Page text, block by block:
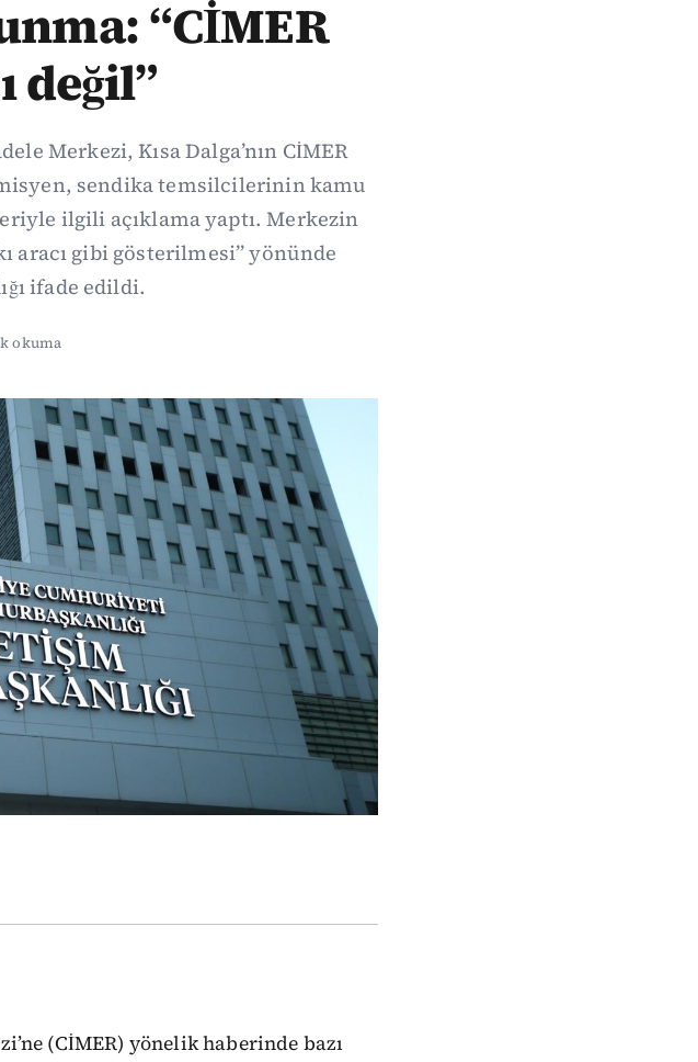
“CİMER
değil”
Merkezi, Kısa Dalga’nın CİMER
sendika temsilcilerinin kamu
ilgili açıklama yaptı. Merkezin
aracı gibi gösterilmesi” yönünde
ifade edildi.
okuma
(CİMER) yönelik haberinde bazı